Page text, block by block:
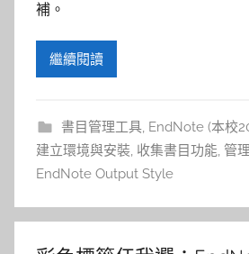
補。
繼續閱讀
書目管理工具, EndNote (本校
建立環境與安裝, 收集書目功能, 管
EndNote Output Style